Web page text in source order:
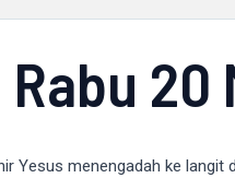
20
Yesus menengadah ke